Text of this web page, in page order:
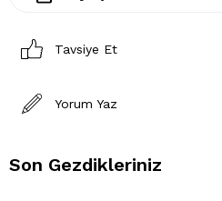
Tavsiye Et
Yorum Yaz
Son Gezdikleriniz